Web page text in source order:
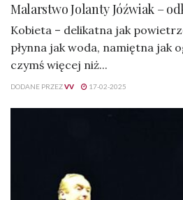
Malarstwo Jolanty Jóźwiak –
Kobieta – delikatna jak
płynna jak woda, namiętna jak
czymś więcej niż...
DODANE PRZEZVV 17-02-2025